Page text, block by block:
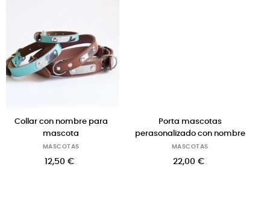
Porta mascotas
perasonalizado con nombre
MASCOTAS
22,00 €
Collar para perro hippie con
nombre
MASCOTAS
16,50 €